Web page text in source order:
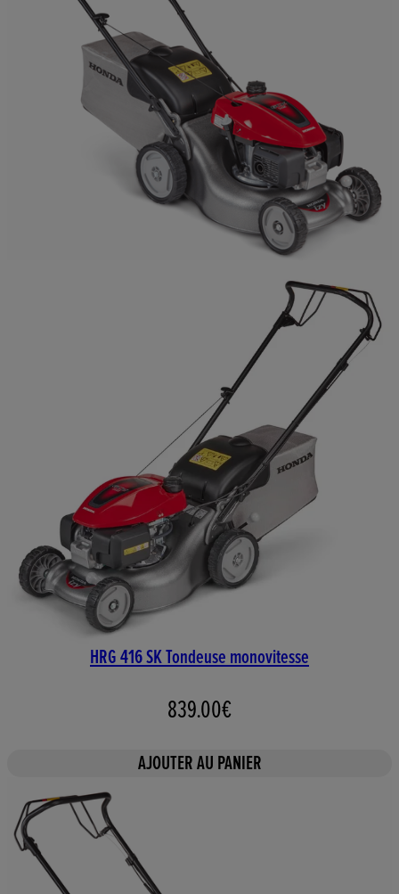
HRG 416 SK Tondeuse monovitesse
839.00€
AJOUTER AU PANIER